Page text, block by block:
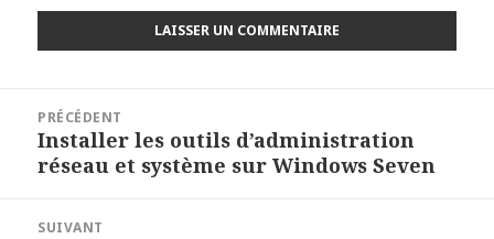
l’article
PRÉCÉDENT
Article
précédent :
Installer les outils d’administration
réseau et système sur Windows Seven
SUIVANT